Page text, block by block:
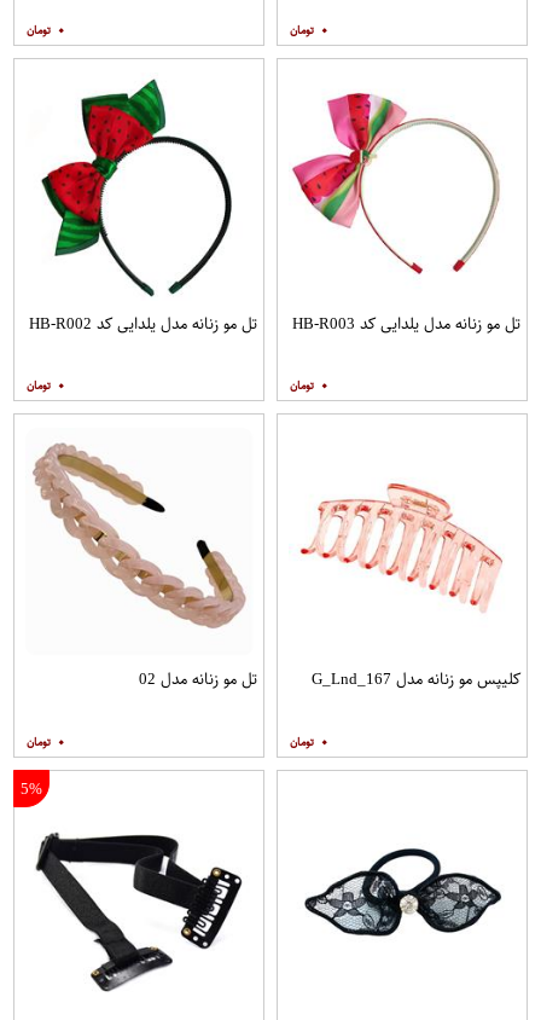
۰ ۰
تل مو زنانه مدل یلدایی کد HB-R003
۰
تل مو زنانه مدل یلدایی کد HB-R002
۰
کلیپس مو زنانه مدل G_Lnd_167
۰
تل مو زنانه مدل 02
۰
5%